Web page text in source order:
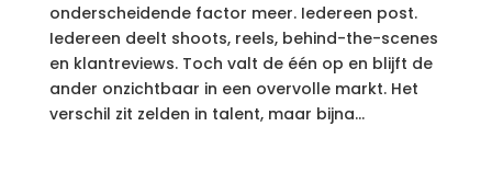
onderscheidende factor meer. Iedereen post.
Iedereen deelt shoots, reels, behind-the-scenes
en klantreviews. Toch valt de één op en blijft de
ander onzichtbaar in een overvolle markt. Het
verschil zit zelden in talent, maar bijna...